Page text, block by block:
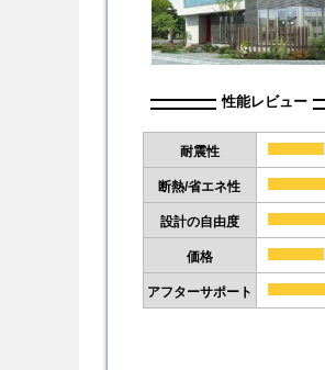
性能レビュー
耐震性
断熱/省エネ性
設計の自由度
価格
アフターサポート